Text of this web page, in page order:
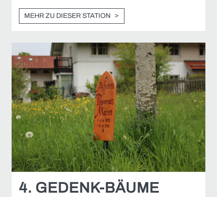
MEHR ZU DIESER STATION
4. GEDENK-BÄUME